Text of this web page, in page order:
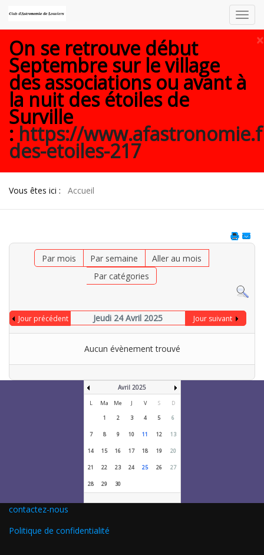
×
On se retrouve début
Septembre sur le village
des associations ou avant à
la nuit des étoiles de
Surville
: https://
des-etoiles-217
Vous êtes ici : Accueil
Par mois Par semaine
Aller au mois
Par catégories
Jour précédent Jeudi 24 Avril 2025 Jour suivant
Aucun évènement trouvé
Avril 2025
L Ma Me J V S
D
1
2 3 4 5 6
7 8 9 10 11 12 13
14 15 16 17 18 19 20
21 22 23 24 25 26 27
28 29 30
contactez-nous
Politique de confidentialité